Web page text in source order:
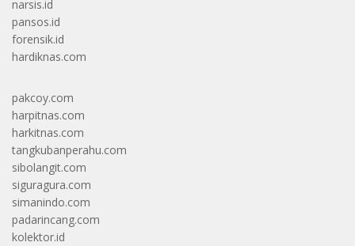
narsis.id
pansos.id
forensik.id
hardiknas.com
pakcoy.com
harpitnas.com
harkitnas.com
tangkubanperahu.com
sibolangit.com
siguragura.com
simanindo.com
padarincang.com
kolektor.id